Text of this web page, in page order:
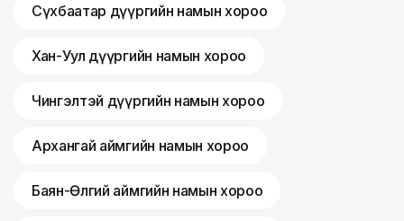
Сүхбаатар дүүргийн намын хороо
Хан-Уул дүүргийн намын хороо
Чингэлтэй дүүргийн намын хороо
Архангай аймгийн намын хороо
Баян-Өлгий аймгийн намын хороо